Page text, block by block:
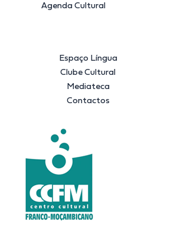
Agenda Cultural
Espaço Língua
Clube Cultural
Mediateca
Contactos